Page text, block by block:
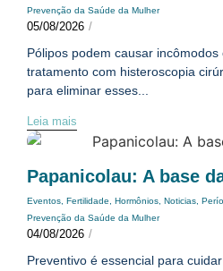
Prevenção da Saúde da Mulher
05/08/2026 /
Pólipos podem causar
tratamento com histeroscopia
para eliminar esses...
Leia mais
Papanicolau: A base
Eventos, Fertilidade, Hormônios, Noticias,
Prevenção da Saúde da Mulher
04/08/2026 /
Preventivo é essencial para